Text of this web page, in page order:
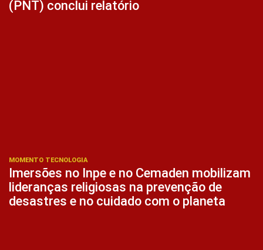
(PNT) conclui relatório
MOMENTO TECNOLOGIA
Imersões no Inpe e no Cemaden mobilizam
lideranças religiosas na prevenção de
desastres e no cuidado com o planeta